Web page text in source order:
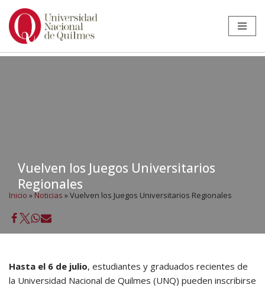
Ir
Vuelven los Juegos Universitarios
Regionales
Inicio »Noticias »Vuelven los Juegos Universitarios Regionales
Hasta el 6 de julio, estudiantes y graduados recientes de
la Universidad Nacional de Quilmes (UNQ) pueden inscribirse